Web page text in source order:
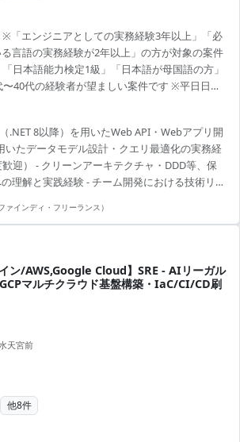
※「エンジニアとしての実務経験3年以上」「必
言語の実務経験が2年以上」の方が対象の案件
日本語能力検定1級」「日本語が母国語の方」
40代の経験者が望ましい案件です ※平日日中
ただいた方がスムーズです ----------------------------
ーキテクチャ設計 - コードレビュー、技術的ガ
、クリーンアーキテクチャ、レビュー...
.NET 8以降）を用いたWeb API・Webアプリ開
いたデータモデル設計・クエリ最適化の実務経
迎） - クリーンアーキテクチャ・DDD等、保
理解と実践経験 - チーム開発における技術リー
インディ・フリーランス）
ン/AWS,Google Cloud】SRE - AIリーガル
マルチクラウド基盤構築・IaC/CI/CD刷
天宮前
他8件